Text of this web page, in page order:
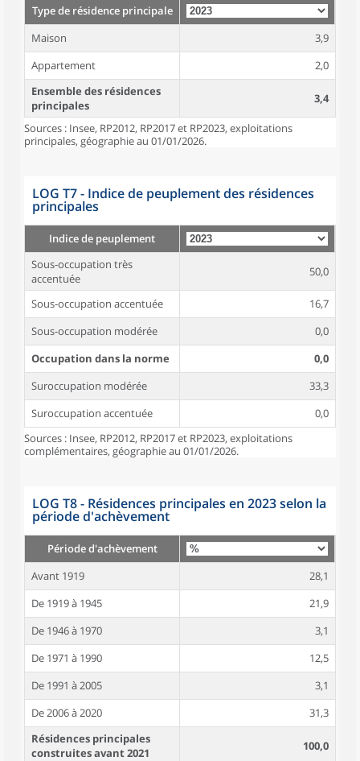
Type de résidence principale
Maison
3,9
Appartement
2,0
Ensemble des résidences
principales
3,4
Sources : Insee, RP2012, RP2017 et RP2023, exploitations
principales, géographie au 01/01/2026.
LOG T7 - Indice de peuplement des résidences
principales
Indice de peuplement
Sous-occupation très
accentuée
50,0
Sous-occupation accentuée
16,7
Sous-occupation modérée
0,0
Occupation dans la norme
0,0
Suroccupation modérée
33,3
Suroccupation accentuée
0,0
Sources : Insee, RP2012, RP2017 et RP2023, exploitations
complémentaires, géographie au 01/01/2026.
LOG T8 - Résidences principales en 2023 selon la
période d'achèvement
Période d'achèvement
Avant 1919
28,1
De 1919 à 1945
21,9
De 1946 à 1970
3,1
De 1971 à 1990
12,5
De 1991 à 2005
3,1
De 2006 à 2020
31,3
Résidences principales
construites avant 2021
100,0